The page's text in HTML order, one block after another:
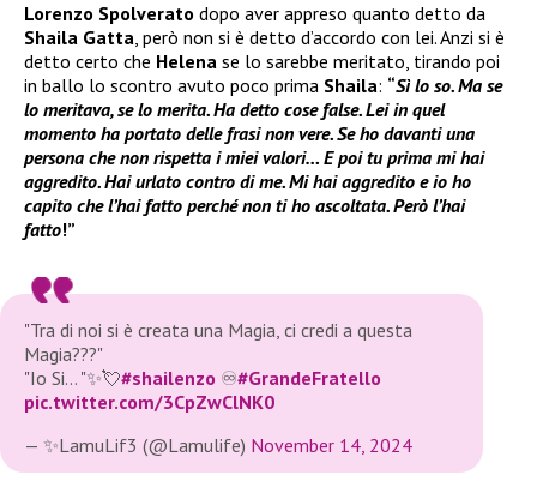
Lorenzo Spolverato dopo aver appreso quanto detto da
Shaila Gatta, però non si è detto d’accordo con lei. Anzi si è
detto certo che Helena se lo sarebbe meritato, tirando poi
in ballo lo scontro avuto poco prima Shaila: “Sì lo so. Ma se
lo meritava, se lo merita. Ha detto cose false. Lei in quel
momento ha portato delle frasi non vere. Se ho davanti una
persona che non rispetta i miei valori… E poi tu prima mi hai
aggredito. Hai urlato contro di me. Mi hai aggredito e io ho
capito che l’hai fatto perché non ti ho ascoltata. Però l’hai
fatto!”
"Tra di noi si è creata una Magia, ci credi a questa
Magia???"
"Io Si… "✨💘#shailenzo ♾️#GrandeFratello
pic.twitter.com/3CpZwClNK0
— ✨LamuLif3 (@Lamulife) November 14, 2024